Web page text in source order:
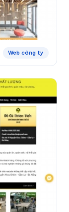
Web công ty